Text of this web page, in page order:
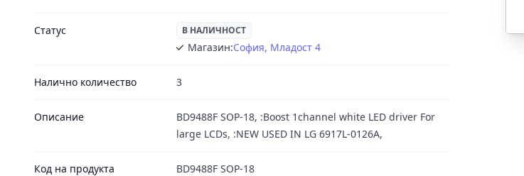
Статус В НАЛИЧНОСТ
Магазин:София, Младост 4
Налично количество 3
Описание
BD9488F SOP-18, :Boost 1channel white LED driver For
large LCDs, :NEW USED IN LG 6917L-0126A,
Код на продукта BD9488F SOP-18